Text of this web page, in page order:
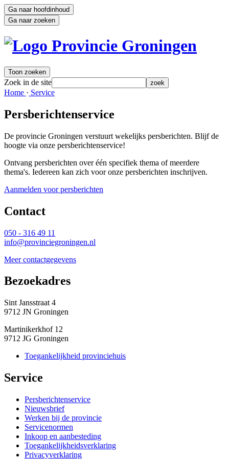
Ga naar hoofdinhoud
Ga naar zoeken
Toon zoeken
Zoek in de site zoek
Home · Service
Persberichtenservice
De provincie Groningen verstuurt wekelijks persberichten. Blijf de
hoogte via onze persberichtenservice!
Ontvang persberichten over één specifiek thema of meerdere
thema's. Iedereen kan zich voor onze persberichten inschrijven.
Aanmelden voor persberichten
Contact
050 - 316 49 11
info@provinciegroningen.nl
Meer contactgegevens
Bezoekadres
Sint Jansstraat 4
9712 JN Groningen
Martinikerkhof 12
9712 JG Groningen
Toegankelijkheid provinciehuis
Service
Persberichtenservice
Nieuwsbrief
Werken bij de provincie
Servicenormen
Inkoop en aanbesteding
Toegankelijkheidsverklaring
Privacyverklaring